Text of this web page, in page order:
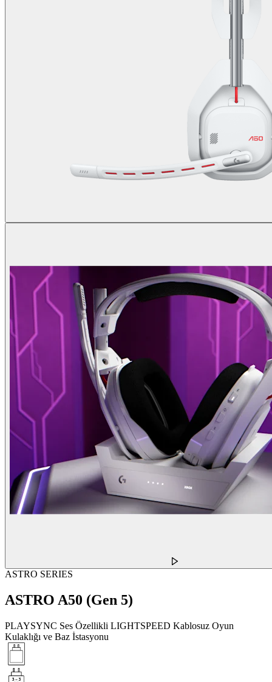
ASTRO SERIES
ASTRO A50 (Gen 5)
PLAYSYNC Ses Özellikli LIGHTSPEED Kablosuz Oyun
Kulaklığı ve Baz İstasyonu